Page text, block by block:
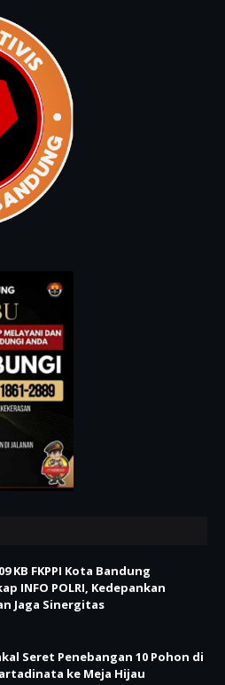
KB FKPPI Kota Bandung
INFO POLRI, Kedepankan
Jaga Sinergitas
Seret Penebangan 10 Pohon di
ke Meja Hijau